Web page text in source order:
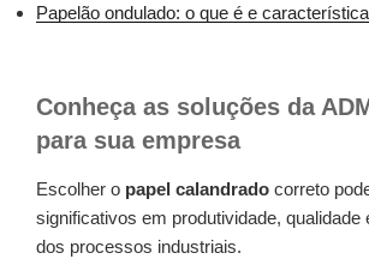
Papelão ondulado: o que é e
Conheça as soluções da
para sua empresa
Escolher o papel calandrado correto
significativos em produtividade, qualidade
dos processos industriais.